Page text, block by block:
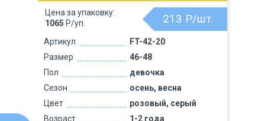
Артикул
FT-42-20
Размер
46-48
Пол
девочка
Сезон
осень, весна
Цвет
розовый, серый
Возраст
1-2 года
213 Р/шт.
Цена за упаковку:
1065 Р/уп.